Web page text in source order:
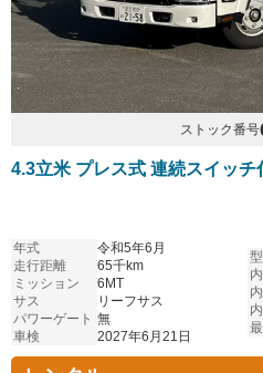
ストック番号
4.3立米 プレス式 連続スイッチ
年式
令和5年6月
走行距離
65千km
ミッション
6MT
サス
リーフサス
パワーゲート 無
車検
2027年6月21日